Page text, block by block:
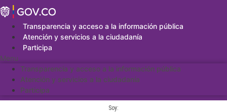
Saltar
al
contenidoTransparencia y acceso a la información pública
Atención y servicios a la ciudadanía
Participa
Menu
Transparencia y acceso a la información pública
Atención y servicios a la ciudadanía
Participa
Soy: